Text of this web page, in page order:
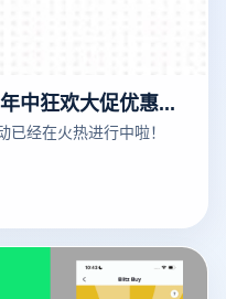
必看！云登指纹浏览器618年中狂欢大促优惠指南
经在火热进行中啦！